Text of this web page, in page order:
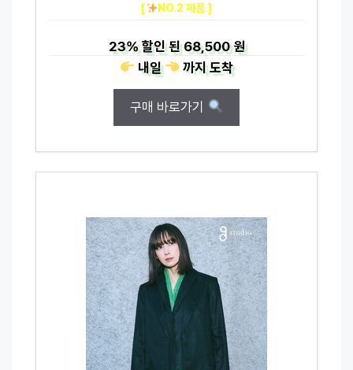
[ NO.2 제품 ]
23%할인 된68,500 원
내일
까지도착
구매 바로가기